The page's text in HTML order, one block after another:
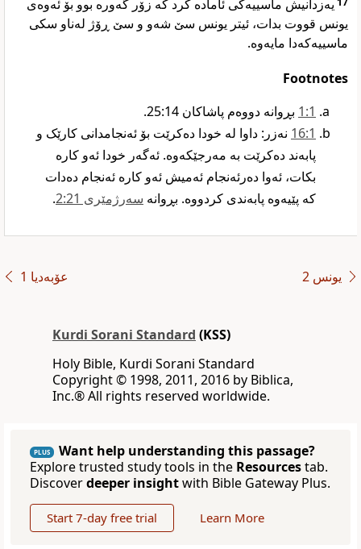
یەزدانیش ماسییەکی ئامادە کرد کە زۆر گەورە بوو بۆ ئەوەی
یونس قووت بدات، ئیتر یونس سێ شەو و سێ ڕۆژ لەناو سکی
ماسییەکەدا مایەوە.
Footnotes
1‏:1
بڕوانە دووەم پاشاکان 14‏:25.‏
1‏:16
نەزر: داوا لە خودا دەکرێت بۆ ئەنجامدانی کارێک و
پابەند دەکرێت بە مەرجێکەوە. ئەگەر خودا ئەو کارە
بکات، ئەوا دەرئەنجام ئەمیش ئەو کارە ئەنجام دەدات
کە پێیەوە پابەندی کردووە. بڕوانە سەرژمێری 21‏:2 ‏‏.‏
عۆبەدیا 1 یونس 2
Kurdi Sorani Standard (KSS)
Holy Bible, Kurdi Sorani Standard
‪Copyright © 1998, 2011, 2016 by Biblica,
Inc‎.‎®‎‎ ‪All rights reserved worldwide‎.
PLUS
Want help understanding this passage?
Explore trusted study tools in the Resourcestab.
Discoverdeeper insightwith Bible Gateway Plus.
Start 7-day free trial Learn More